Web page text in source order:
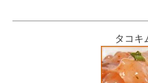
タコ